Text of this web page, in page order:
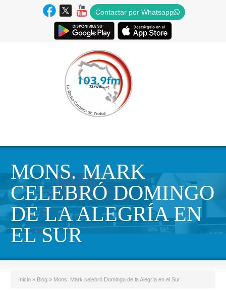
Contactar por Whatsapp
MONS. MARK
CELEBRÓ DOMINGO
DE LA ALEGRÍA EN
EL SUR
Inicio » Blog » Mons. Mark celebró Domingo de la Alegría en el Sur